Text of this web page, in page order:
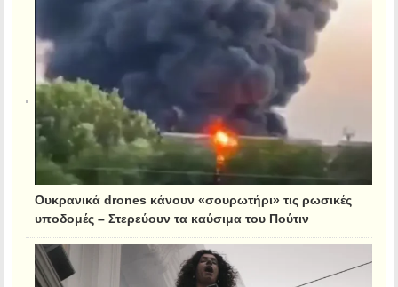
Ουκρανικά drones κάνουν «σουρωτήρι» τις ρωσικές
υποδομές – Στερεύουν τα καύσιμα του Πούτιν